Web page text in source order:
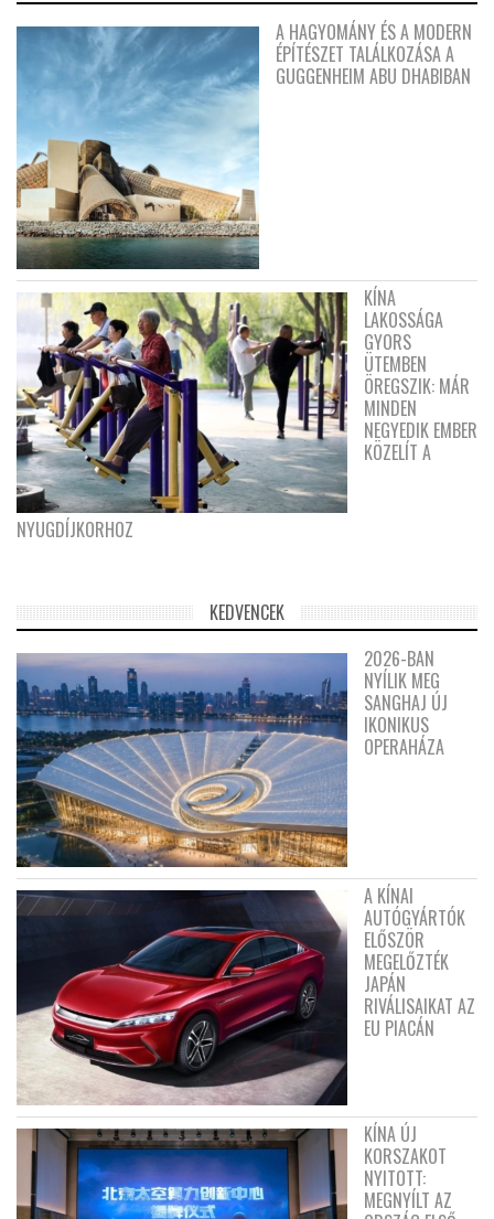
A HAGYOMÁNY ÉS A MODERN
ÉPÍTÉSZET TALÁLKOZÁSA A
GUGGENHEIM ABU DHABIBAN
KÍNA
LAKOSSÁGA
GYORS
ÜTEMBEN
ÖREGSZIK: MÁR
MINDEN
NEGYEDIK EMBER
KÖZELÍT A
NYUGDÍJKORHOZ
KEDVENCEK
2026-BAN
NYÍLIK MEG
SANGHAJ ÚJ
IKONIKUS
OPERAHÁZA
A KÍNAI
AUTÓGYÁRTÓK
ELŐSZÖR
MEGELŐZTÉK
JAPÁN
RIVÁLISAIKAT AZ
EU PIACÁN
KÍNA ÚJ
KORSZAKOT
NYITOTT:
MEGNYÍLT AZ